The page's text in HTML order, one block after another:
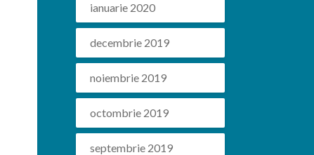
ianuarie 2020
decembrie 2019
noiembrie 2019
octombrie 2019
septembrie 2019